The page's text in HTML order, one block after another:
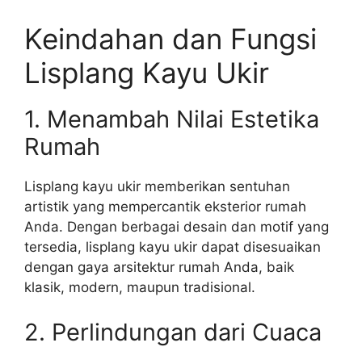
Keindahan dan Fungsi
Lisplang Kayu Ukir
1. Menambah Nilai Estetika
Rumah
Lisplang kayu ukir memberikan sentuhan
artistik yang mempercantik eksterior rumah
Anda. Dengan berbagai desain dan motif yang
tersedia, lisplang kayu ukir dapat disesuaikan
dengan gaya arsitektur rumah Anda, baik
klasik, modern, maupun tradisional.
2. Perlindungan dari Cuaca